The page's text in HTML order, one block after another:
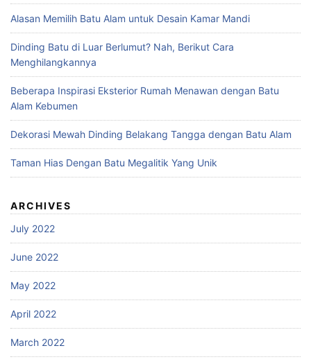
Alasan Memilih Batu Alam untuk Desain Kamar Mandi
Dinding Batu di Luar Berlumut? Nah, Berikut Cara
Menghilangkannya
Beberapa Inspirasi Eksterior Rumah Menawan dengan Batu
Alam Kebumen
Dekorasi Mewah Dinding Belakang Tangga dengan Batu Alam
Taman Hias Dengan Batu Megalitik Yang Unik
ARCHIVES
July 2022
June 2022
May 2022
April 2022
March 2022